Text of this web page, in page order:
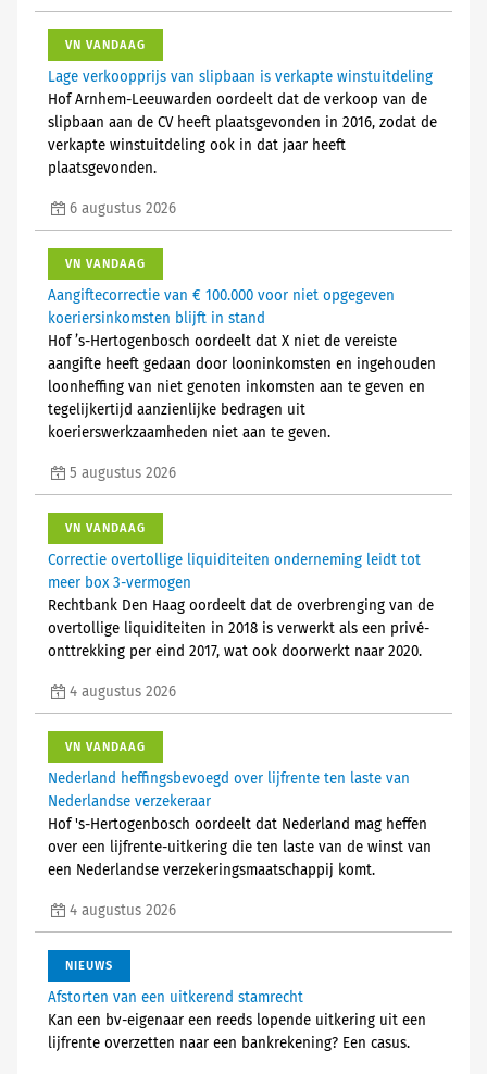
VN VANDAAG
Lage verkoopprijs van slipbaan is verkapte winstuitdeling
Hof Arnhem-Leeuwarden oordeelt dat de verkoop van de
slipbaan aan de CV heeft plaatsgevonden in 2016, zodat de
verkapte winstuitdeling ook in dat jaar heeft
plaatsgevonden.
6 augustus 2026
VN VANDAAG
Aangiftecorrectie van € 100.000 voor niet opgegeven
koeriersinkomsten blijft in stand
Hof ’s-Hertogenbosch oordeelt dat X niet de vereiste
aangifte heeft gedaan door looninkomsten en ingehouden
loonheffing van niet genoten inkomsten aan te geven en
tegelijkertijd aanzienlijke bedragen uit
koerierswerkzaamheden niet aan te geven.
5 augustus 2026
VN VANDAAG
Correctie overtollige liquiditeiten onderneming leidt tot
meer box 3-vermogen
Rechtbank Den Haag oordeelt dat de overbrenging van de
overtollige liquiditeiten in 2018 is verwerkt als een privé-
onttrekking per eind 2017, wat ook doorwerkt naar 2020.
4 augustus 2026
VN VANDAAG
Nederland heffingsbevoegd over lijfrente ten laste van
Nederlandse verzekeraar
Hof 's-Hertogenbosch oordeelt dat Nederland mag heffen
over een lijfrente-uitkering die ten laste van de winst van
een Nederlandse verzekeringsmaatschappij komt.
4 augustus 2026
NIEUWS
Afstorten van een uitkerend stamrecht
Kan een bv-eigenaar een reeds lopende uitkering uit een
lijfrente overzetten naar een bankrekening? Een casus.